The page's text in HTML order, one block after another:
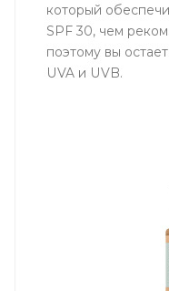
который
SPF 30, чем
поэтому вы
UVA и UVB.